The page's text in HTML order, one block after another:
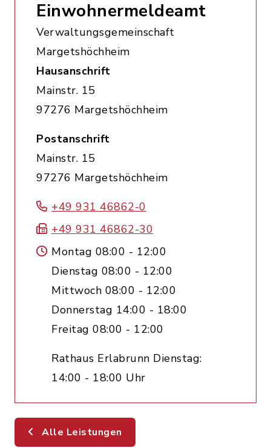
Einwohnermeldeamt
Verwaltungsgemeinschaft
Margetshöchheim
Hausanschrift
Mainstr. 15
97276 Margetshöchheim
Postanschrift
Mainstr. 15
97276 Margetshöchheim
+49 931 46862-0
+49 931 46862-30
Montag 08:00 - 12:00
Dienstag 08:00 - 12:00
Mittwoch 08:00 - 12:00
Donnerstag 14:00 - 18:00
Freitag 08:00 - 12:00
Rathaus Erlabrunn Dienstag:
14:00 - 18:00 Uhr
Alle Leistungen